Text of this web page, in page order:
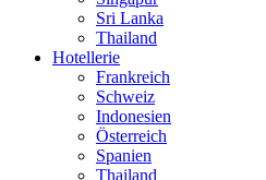
Sri Lanka
Thailand
Hotellerie
Frankreich
Schweiz
Indonesien
Österreich
Spanien
Thailand